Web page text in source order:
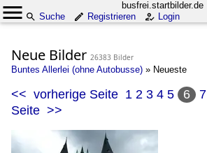
busfrei.startbilder.de
Suche
Registrieren Login
Neue Bilder 26383 Bilder
Buntes Allerlei (ohne Autobusse) » Neueste
<< vorherige Seite 1 2 3 4 5 6 7
Seite >>